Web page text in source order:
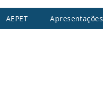
AEPET Apresentações